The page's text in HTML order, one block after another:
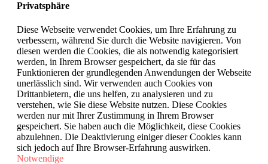
Privatsphäre
Diese Webseite verwendet Cookies, um Ihre Erfahrung zu
verbessern, während Sie durch die Website navigieren. Von
diesen werden die Cookies, die als notwendig kategorisiert
werden, in Ihrem Browser gespeichert, da sie für das
Funktionieren der grundlegenden Anwendungen der Webseite
unerlässlich sind. Wir verwenden auch Cookies von
Drittanbietern, die uns helfen, zu analysieren und zu
verstehen, wie Sie diese Website nutzen. Diese Cookies
werden nur mit Ihrer Zustimmung in Ihrem Browser
gespeichert. Sie haben auch die Möglichkeit, diese Cookies
abzulehnen. Die Deaktivierung einiger dieser Cookies kann
sich jedoch auf Ihre Browser-Erfahrung auswirken.
Notwendige